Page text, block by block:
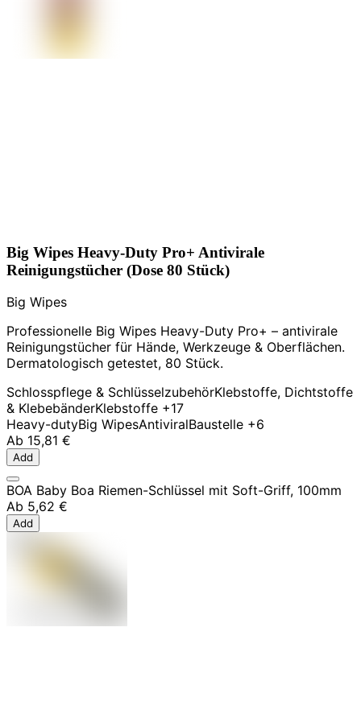
Big Wipes Heavy-Duty Pro+ Antivirale
Reinigungstücher (Dose 80 Stück)
Big Wipes
Professionelle Big Wipes Heavy-Duty Pro+ – antivirale
Reinigungstücher für Hände, Werkzeuge & Oberflächen.
Dermatologisch getestet, 80 Stück.
Schlosspflege & SchlüsselzubehörKlebstoffe, Dichtstoffe
& KlebebänderKlebstoffe +17
Heavy-dutyBig WipesAntiviralBaustelle +6
Ab 15,81 €
Add
BOA Baby Boa Riemen-Schlüssel mit Soft-Griff, 100mm
Ab 5,62 €
Add